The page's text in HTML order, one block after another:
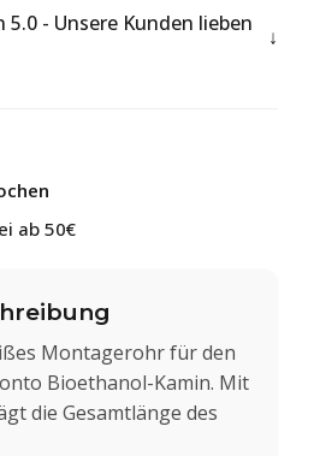
5.0 - Unsere Kunden lieben
ab 50€
Montagerohr für den
Bioethanol-Kamin. Mit
die Gesamtlänge des